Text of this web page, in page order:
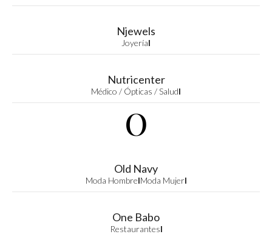
Njewels
JoyeríaI
Nutricenter
Médico / Ópticas / SaludI
O
Old Navy
Moda HombreIModa MujerI
One Babo
RestaurantesI